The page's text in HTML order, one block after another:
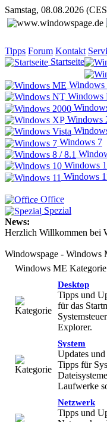
Samstag, 08.08.2026
Tipps Forum Kontakt
Startseite
Windows
Windows
Windows
Windows 7
Windows
Windows
Office
Spezial
News:
Herzlich Willkommen bei
Windowspage - Windows
Windows ME Kategorie
Desktop
Tipps und
für das
Explorer.
System
Updates und
Tipps für
Laufwerke
Netzwerk
Tipps und